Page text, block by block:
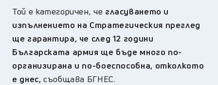
Той е категоричен, че гласуването и
изпълнението на Стратегическия преглед
ще гарантира, че след 12 години
Българската армия ще бъде много по-
организирана и по-боеспособна, отколкото
е днес, съобщава БГНЕС.